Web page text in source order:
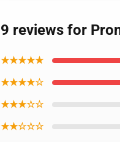
9 reviews for
★★★★★
★★★★☆
★★★☆☆
★★☆☆☆